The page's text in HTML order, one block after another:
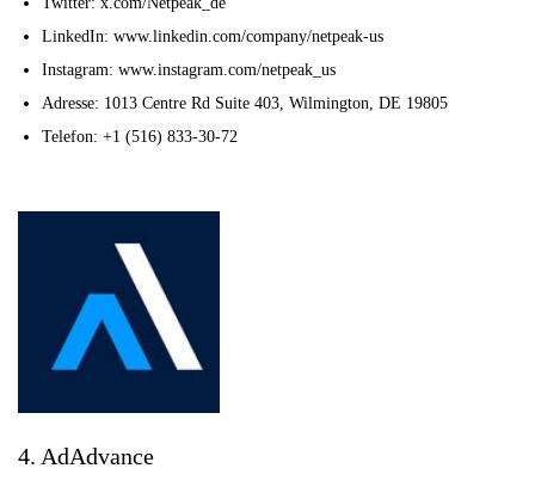
LinkedIn: www.linkedin.com/company/netpeak-us
Instagram: www.instagram.com/netpeak_us
Adresse: 1013 Centre Rd Suite 403, Wilmington, DE 19805
Telefon: +1 (516) 833-30-72
4. AdAdvance